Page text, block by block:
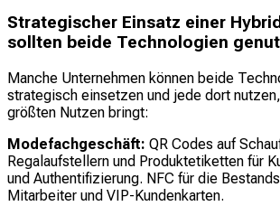
Strategischer Einsatz einer
sollten beide Technologien
Manche Unternehmen können beide
strategisch einsetzen und jede dort
größten Nutzen bringt:
Modefachgeschäft: QR Codes auf
Regalaufstellern und Produktetiketten für
und Authentifizierung. NFC für die
Mitarbeiter und VIP-Kundenkarten.